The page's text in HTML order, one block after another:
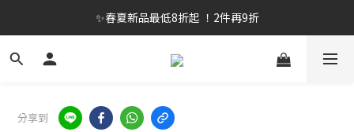
✨春夏新品最低8折起 ！2件再9折
✨春夏新品最低8折起 ！2件再9折
🔥OULET SALE! 降至5折起 滿件再8折
✨春夏新品最低8折起 ！2件再9折
分享到